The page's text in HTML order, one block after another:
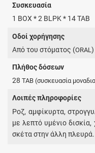
Συσκευασία
1 BOX * 2 BLPK * 14 TAB
Οδοί χορήγησης
Από του στόματος (ORAL )
Πλήθος δόσεων
28TAB (συσκευασία
Λοιπές πληροφορίες
Ροζ, αμφίκυρτα,
με λεπτό υμένιο
σκέτα στην άλλη πλευρά.